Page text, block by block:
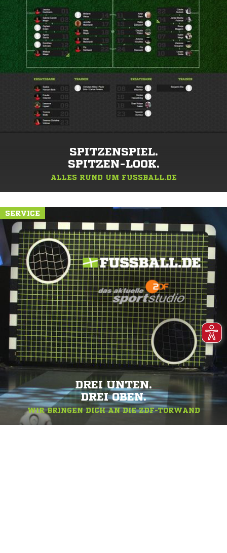
SPITZENSPIEL.
SPITZEN-LOOK.
ALLES RUND UM FUSSBALL.DE
SERVICE
DREI UNTEN.
DREI OBEN.
WIR BRINGEN DICH AN DIE ZDF-TORWAND